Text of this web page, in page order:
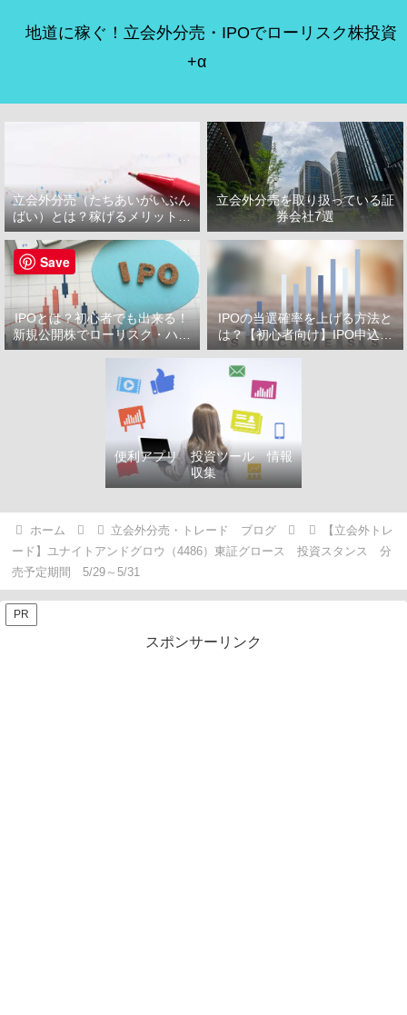
地道に稼ぐ！立会外分売・IPOでローリスク株投資
+α
立会外分売（たちあいがいぶん
ばい）とは？稼げるメリット・
デメリット
立会外分売を取り扱っている証
券会社7選
IPOとは？初心者でも出来る！
新規公開株でローリスク・ハイ
リターン投資をはじめよう！
IPOの当選確率を上げる方法と
は？【初心者向け】IPO申込で
選ぶべき証券会社
便利アプリ 投資ツール 情報
収集
ホーム 立会外分売・トレード ブログ
【立会外トレ
ード】ユナイトアンドグロウ（4486）東証グロース 投資スタンス 分
売予定期間 5/29～5/31
PR
スポンサーリンク
Save